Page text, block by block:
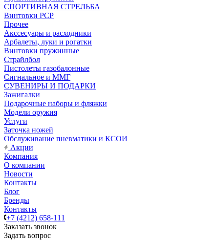
СПОРТИВНАЯ СТРЕЛЬБА
Винтовки PCP
Прочее
Акссесуары и расходники
Арбалеты, луки и рогатки
Винтовки пружинные
Страйлбол
Пистолеты газобалонные
Сигнальное и ММГ
СУВЕНИРЫ И ПОДАРКИ
Зажигалки
Подарочные наборы и фляжки
Модели оружия
Услуги
Заточка ножей
Обслуживание пневматики и КСОИ
Акции
Компания
О компании
Новости
Контакты
Блог
Бренды
Контакты
+7 (4212) 658-111
Заказать звонок
Задать вопрос